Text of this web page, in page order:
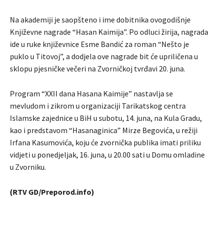
Na akademiji je saopšteno i ime dobitnika ovogodišnje
Književne nagrade “Hasan Kaimija”. Po odluci žirija, nagrada
ide u ruke književnice Esme Bandić za roman “Nešto je
puklo u Titovoj”, a dodjela ove nagrade bit će upriličena u
sklopu pjesničke večeri na Zvorničkoj tvrđavi 20. juna.
Program “XXII dana Hasana Kaimije” nastavlja se
mevludom i zikrom u organizaciji Tarikatskog centra
Islamske zajednice u BiH u subotu, 14. juna, na Kula Gradu,
kao i predstavom “Hasanaginica” Mirze Begovića, u režiji
Irfana Kasumovića, koju će zvornička publika imati priliku
vidjeti u ponedjeljak, 16. juna, u 20.00 sati u Domu omladine
u Zvorniku.
(RTV GD/Preporod.info)